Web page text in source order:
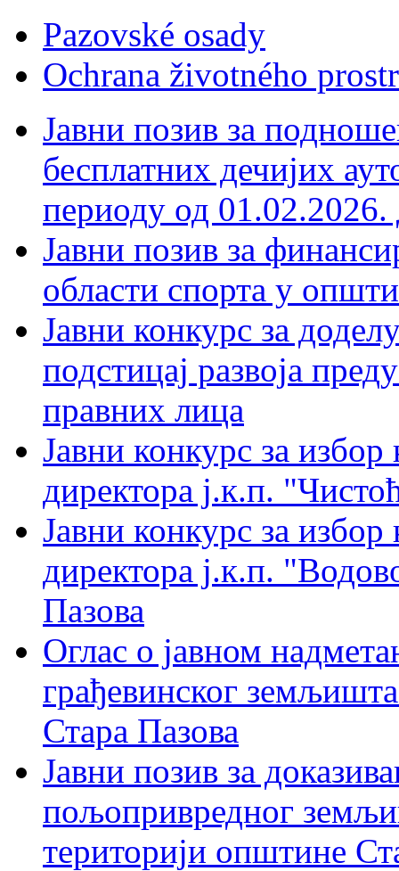
Pazovské osady
Ochrana životného
Јавни позив за
бесплатних дечијих
периоду од
Јавни позив за
области спорта у
Јавни конкурс за
подстицај развоја
правних лица
Јавни конкурс за
директора ј.к.п.
Јавни конкурс за
директора ј.к.п.
Пазова
Оглас о јавном
грађевинског
Стара Пазова
Јавни позив за
пољопривредног
територији општине